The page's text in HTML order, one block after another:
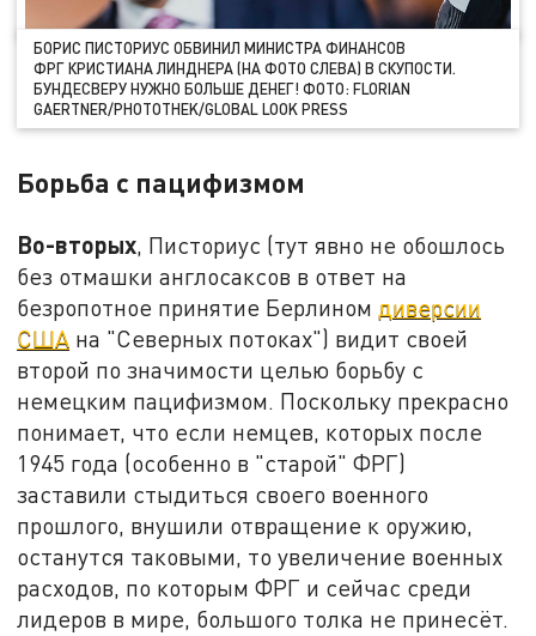
БОРИС ПИСТОРИУС ОБВИНИЛ МИНИСТРА ФИНАНСОВ
ФРГ КРИСТИАНА ЛИНДНЕРА (НА ФОТО СЛЕВА) В СКУПОСТИ.
БУНДЕСВЕРУ НУЖНО БОЛЬШЕ ДЕНЕГ! ФОТО: FLORIAN
GAERTNER/PHOTOTHEK/GLOBAL LOOK PRESS
Борьба с пацифизмом
Во-вторых, Писториус (тут явно не обошлось
без отмашки англосаксов в ответ на
безропотное принятие Берлином диверсии
США на "Северных потоках") видит своей
второй по значимости целью борьбу с
немецким пацифизмом. Поскольку прекрасно
понимает, что если немцев, которых после
1945 года (особенно в "старой" ФРГ)
заставили стыдиться своего военного
прошлого, внушили отвращение к оружию,
останутся таковыми, то увеличение военных
расходов, по которым ФРГ и сейчас среди
лидеров в мире, большого толка не принесёт.